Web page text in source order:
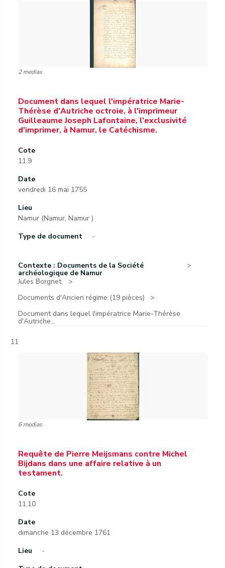
2 medias
Document dans lequel l'impératrice Marie-
Thérèse d'Autriche octroie, à l'imprimeur
Guilleaume Joseph Lafontaine, l'exclusivité
d'imprimer, à Namur, le Catéchisme.
Cote
11.9
Date
vendredi 16 mai 1755
Lieu
Namur (Namur, Namur )
Type de document
-
Contexte : Documents de la Société
archéologique de Namur
Jules Borgnet.
Documents d'Ancien régime (19 pièces)
Document dans lequel l'impératrice Marie-Thérèse
d'Autriche...
11
6 medias
Requête de Pierre Meijsmans contre Michel
Bijdans dans une affaire relative à un
testament.
Cote
11.10
Date
dimanche 13 décembre 1761
Lieu
-